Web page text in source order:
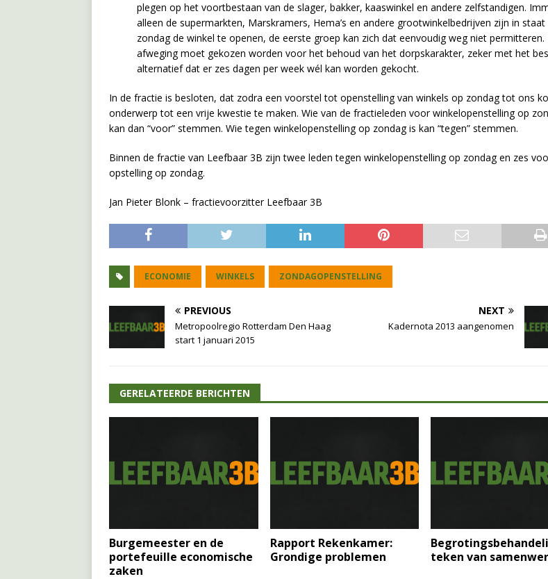
plegen op het voortbestaan van de slager, bakker, kaaswinkel en andere zelfstandigen.
alleen de supermarkten, Marskramers, Hema’s en andere grootwinkelbedrijven zijn in staat
zondag de winkel te openen, de eerste groep kan zich dat eenvoudig weg niet permitteren.
afweging moet gekozen worden voor het behoud van het dorpskarakter, zeker met het
alternatief dat er zes dagen per week wél kan worden gekocht.
In de fractie is besloten, dat zodra een voorstel tot openstelling van winkels op zondag tot ons
onderwerp tot een vrije kwestie te maken. Wie van de fractieleden voor winkelopenstelling op
kan dan “voor” stemmen. Wie tegen winkelopenstelling op zondag is kan “tegen” stemmen.
Binnen de fractie van Leefbaar 3B zijn twee leden tegen winkelopenstelling op zondag en zes
opstelling op zondag.
Jan Pieter Blonk – fractievoorzitter Leefbaar 3B
ECONOMIE WINKELS ZONDAGOPENSTELLING
PREVIOUS
Metropoolregio Rotterdam Den Haag
start 1 januari 2015
NEXT
Kadernota 2013 aangenomen
GERELATEERDE BERICHTEN
Burgemeester en de
portefeuille economische
zaken
Rapport Rekenkamer:
Grondige problemen
teken van